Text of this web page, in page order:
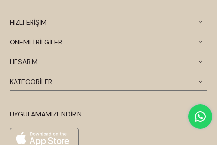
HIZLI ERİŞİM
ÖNEMLİ BİLGİLER
HESABIM
KATEGORİLER
UYGULAMAMIZI İNDİRİN